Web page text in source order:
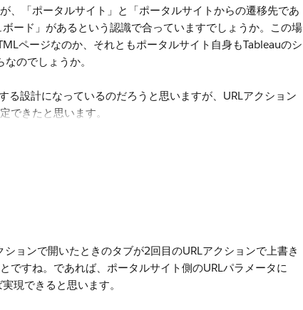
でカスタムパラメータ​として設定するという方法も考えられ
を挟む方法よりもこちらのほうがシンプルでよいだろうと思
ダッシュボードに直接アクセスされてしまうと機能しないと
、「ポータルサイト​」と「ポータルサイトからの遷移先であ
ード」があるという認識で合っていますでしょうか。この場
ページなのか、それともポータルサイト自身もTableauのシ
のでしょうか。
る設計になっているのだろうと思いますが、URLアクション
できたと思います。​
ョンで開いたときのタブが2回目のURLアクションで上書き
ですね。であれば、ポータルサイト側のURLパラメータに
現できると思います。